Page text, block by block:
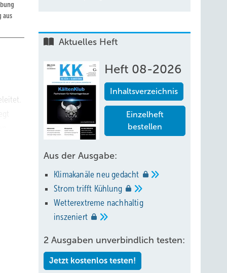
aus
Aktuelles Heft
Heft 08-2026
Inhaltsverzeichnis
Einzelheft
bestellen
Aus der Ausgabe:
Klimakanäle neugedacht
Strom trifft Kühlung
Wetterextreme nachhaltig
inszeniert
2 Ausgaben unverbindlich testen:
Jetzt kostenlos testen!